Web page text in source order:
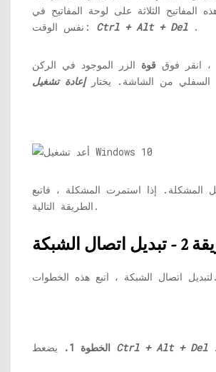
المفاتيح الثلاثة على لوحة المفاتيح في
نفس الوقت: Ctrl + Alt + Del .
، انقر فوق قوة الزر الموجود في الركن
السفلي من الشاشة. يختارإعادة تشغيل
المشكلة. إذا استمرت المشكلة ، فاتبع
الطريقة التالية.
الشبكة
لتبديل اتصال الشبكة ، اتبع هذه الخطوات.
الخطوة 1. Ctrl + Alt + Del .